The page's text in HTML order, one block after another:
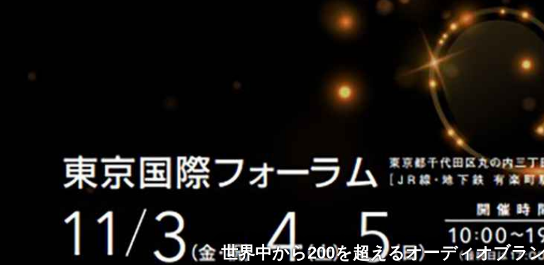
世界中から200を超えるオーディオブラ